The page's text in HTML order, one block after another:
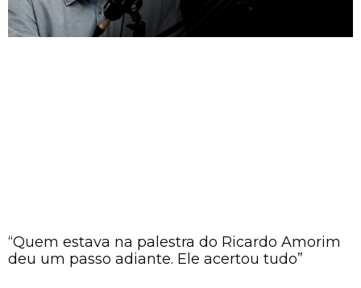
“Quem estava na palestra do Ricardo Amorim
deu um passo adiante. Ele acertou tudo”